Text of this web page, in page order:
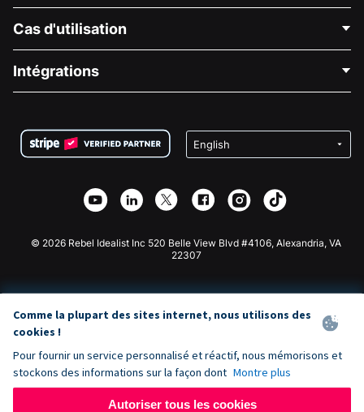
À propos de nous
Carrières
Confidentialité
Partenariat d'affiliation
Bibliothèque
Cas d'utilisation
Collecte de fonds médicale
Collecte de fonds caritative
Intégrations
Plugin de don Wix
Application de don Webflow
Don Joomla
© 2026 Rebel Idealist Inc 520 Belle View Blvd #4106, Alexandria, VA
22307
Comme la plupart des sites internet, nous utilisons des
cookies !
Pour fournir un service personnalisé et réactif, nous mémorisons et
stockons des informations sur la façon dont Montre plus
Autoriser tous les cookies